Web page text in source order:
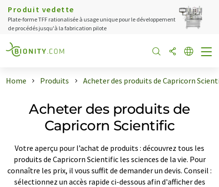
Produit vedette
Plate-forme TFF rationalisée à usage unique pour le développement
de procédés jusqu'à la fabrication pilote
Home Produits Acheter des produits de Capricorn
Acheter des produits de
Capricorn Scientific
Votre aperçu pour l’achat de produits : découvrez tous les
produits de Capricorn Scientific les sciences de la vie. Pour
connaître les prix, il vous suffit de demander un devis. Conseil :
sélectionnez un accès rapide ci-dessous afin d'afficher des